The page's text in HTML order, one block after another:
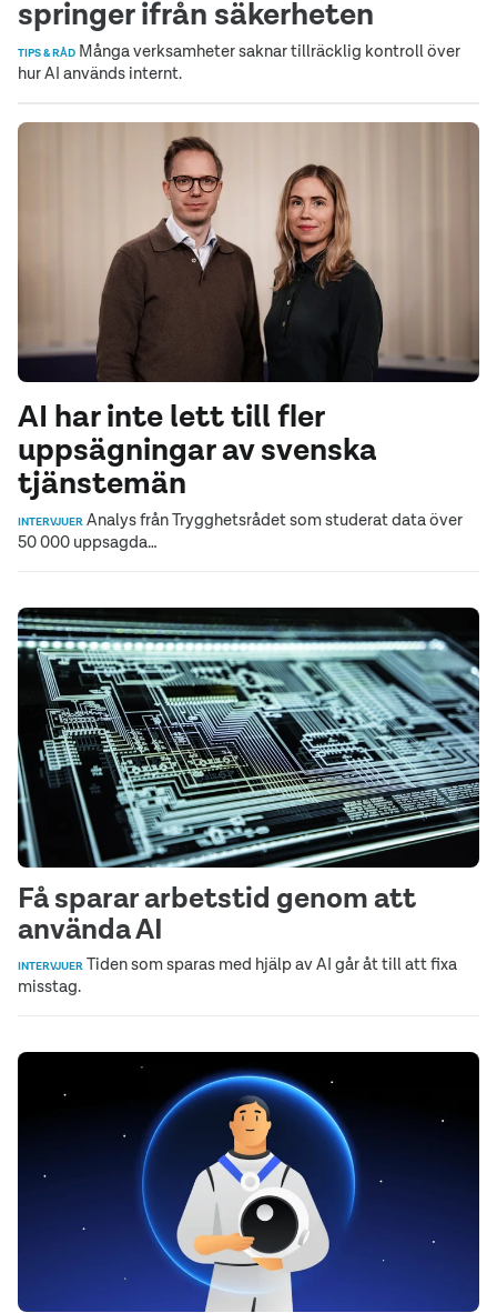
springer ifrån säkerheten
TIPS & RÅD Många verksamheter saknar tillräcklig kontroll över
hur AI används internt.
AI har inte lett till fler
uppsägningar av svenska
tjänstemän
INTERVJUER Analys från Trygghetsrådet som studerat data över
50 000 uppsagda…
Få sparar arbetstid genom att
använda AI
INTERVJUER Tiden som sparas med hjälp av AI går åt till att fixa
misstag.